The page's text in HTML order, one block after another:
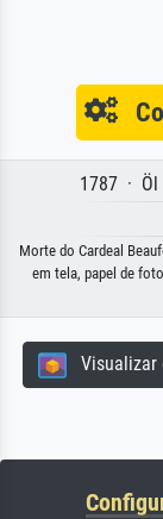
1787 · Öl
Morte do Cardeal
em tela, papel de
Visualizar